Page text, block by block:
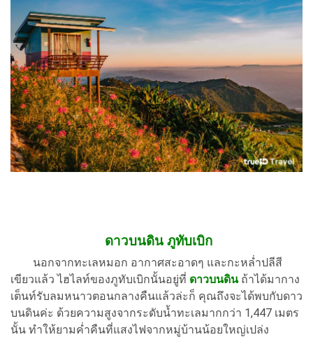
ดาวบนดิน ภูทับเบิก
นอกจากทะเลหมอก อากาศสะอาดๆ และกะหล่ำปลีสี
เขียวแล้ว ไฮไลท์ของภูทับเบิกนั้นอยู่ที่ ดาวบนดินถ้าได้มากาง
เต็นท์รับลมหนาวตอนกลางคืนแล้วล่ะก็ คุณถึงจะได้พบกับดาว
บนดินค่ะ ด้วยความสูงจากระดับน้ำทะเลมากกว่า 1,447 เมตร
นั้น ทำให้ยามค่ำคืนที่แสงไฟจากหมู่บ้านน้อยใหญ่เปล่ง